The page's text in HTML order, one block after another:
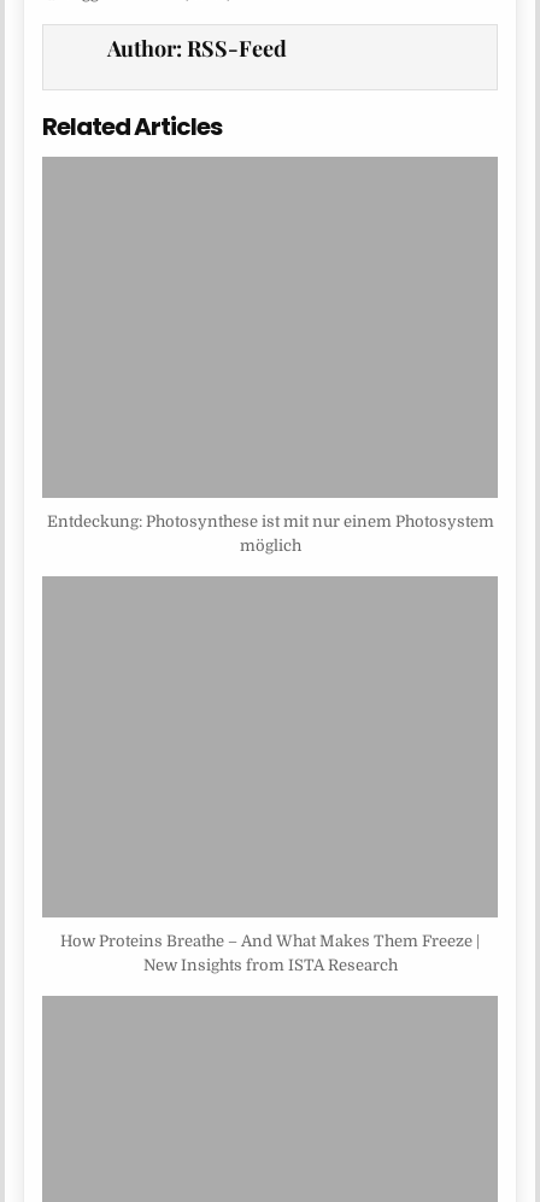
Author:RSS-Feed
Related Articles
Entdeckung: Photosynthese ist mit nur einem Photosystem
möglich
How Proteins Breathe – And What Makes Them Freeze |
New Insights from ISTA Research